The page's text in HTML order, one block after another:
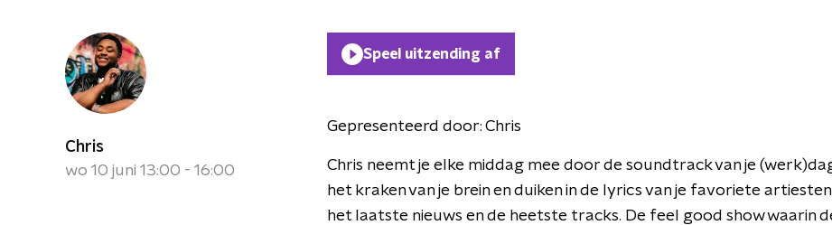
Chris
wo 10 juni 13:00 - 16:00
Speel uitzending af
Gepresenteerd door: Chris
Chris neemt je elke middag mee door de soundtrack van je
het kraken van je brein en duiken in de lyrics van je favoriete
het laatste nieuws en de heetste tracks. De feel good show waarin